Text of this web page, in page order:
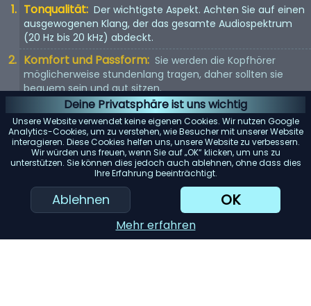
Deine Privatsphäre ist uns wichtig
Unsere Website verwendet keine eigenen Cookies. Wir nutzen Google
Analytics-Cookies, um zu verstehen, wie Besucher mit unserer Website
interagieren. Diese Cookies helfen uns, unsere Website zu verbessern.
Wir würden uns freuen, wenn Sie auf „OK“ klicken, um uns zu
unterstützen. Sie können dies jedoch auch ablehnen, ohne dass dies
Ihre Erfahrung beeinträchtigt.
Ablehnen OK
Mehr erfahren
Tonqualität: Der wichtigste Aspekt. Achten Sie auf einen
ausgewogenen Klang, der das gesamte Audiospektrum
(20 Hz bis 20 kHz) abdeckt.
Komfort und Passform: Sie werden die Kopfhörer
möglicherweise stundenlang tragen, daher sollten sie
bequem sein und gut sitzen.
Kopfhörertyp: In-Ear, On-Ear oder Over-Ear? Jeder Typ
hat seine Vor- und Nachteile. Wählen Sie entsprechend
Ihren Vorlieben.
KI-Einkaufsassistent